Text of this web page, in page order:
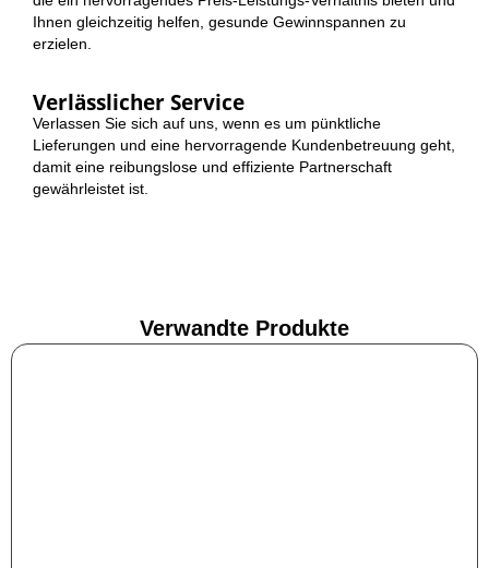
Ihnen gleichzeitig helfen, gesunde Gewinnspannen zu
erzielen.
Verlässlicher Service
Verlassen Sie sich auf uns, wenn es um pünktliche
Lieferungen und eine hervorragende Kundenbetreuung geht,
damit eine reibungslose und effiziente Partnerschaft
gewährleistet ist.
Verwandte Produkte